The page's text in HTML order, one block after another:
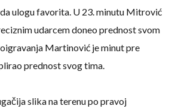
ulogu favorita. U 23. minutu Mitrović
udarcem doneo prednost svom
Martinović je minut pre
prednost svog tima.
slika na terenu po pravoj